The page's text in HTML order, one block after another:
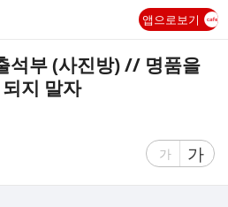
앱으로보기
석부 (사진방) // 명품을
지 말자
글
가
글
자
가